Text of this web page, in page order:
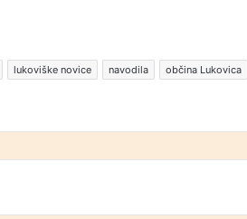
lukoviške novice navodila občina Lukovica